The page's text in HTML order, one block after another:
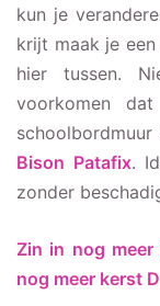
kun je
krijt maak je
hier tussen.
voorkomen
Bison Patafix.
zonder
Zin in nog
nog meer kerst